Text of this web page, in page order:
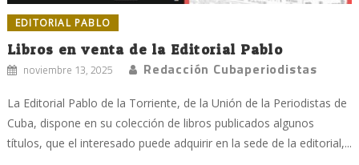
EDITORIAL PABLO
Libros en venta de la Editorial Pablo
noviembre 13, 2025 Redacción Cubaperiodistas
La Editorial Pablo de la Torriente, de la Unión de la Periodistas de
Cuba, dispone en su colección de libros publicados algunos
títulos, que el interesado puede adquirir en la sede de la editorial,...